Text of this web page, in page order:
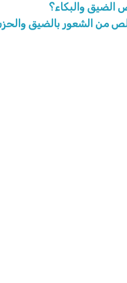
والبكاء؟
من الشعور بالضيق والحزن؟